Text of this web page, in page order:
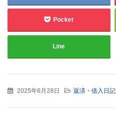
Pocket
Line
2025年6月28日 返済・借入日記